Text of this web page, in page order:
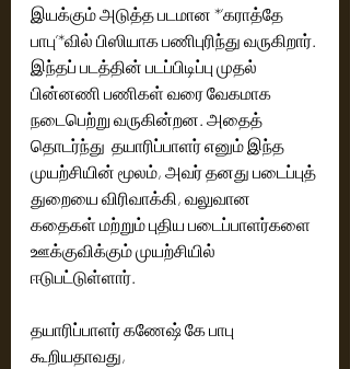
இயக்கும் அடுத்த படமான *‘கராத்தே
பாபு’*வில் பிஸியாக பணிபுரிந்து வருகிறார்.
இந்தப் படத்தின் படப்பிடிப்பு முதல்
பின்னணி பணிகள் வரை வேகமாக
நடைபெற்று வருகின்றன. அதைத்
தொடர்ந்து  தயாரிப்பாளர் எனும் இந்த
முயற்சியின் மூலம், அவர் தனது படைப்புத்
துறையை விரிவாக்கி, வலுவான
கதைகள் மற்றும் புதிய படைப்பாளர்களை
ஊக்குவிக்கும் முயற்சியில்
ஈடுபட்டுள்ளார்.
தயாரிப்பாளர் கணேஷ் கே பாபு
கூறியதாவது,